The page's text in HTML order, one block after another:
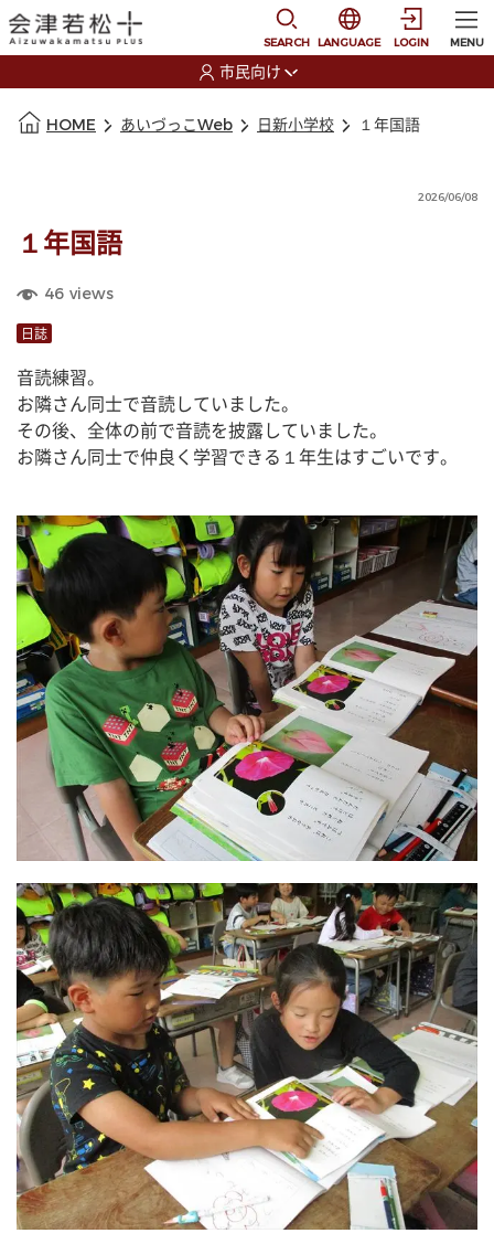
SEARCH
選択すると言語の切
LANGUAGE LOGIN MENU
市民向け
HOME あいづっこWeb 日新小学校 １年国語
2026/06/08
１年国語
46 views
日誌
音読練習。
お隣さん同士で音読していました。
その後、全体の前で音読を披露していました。
お隣さん同士で仲良く学習できる１年生はすごいです。